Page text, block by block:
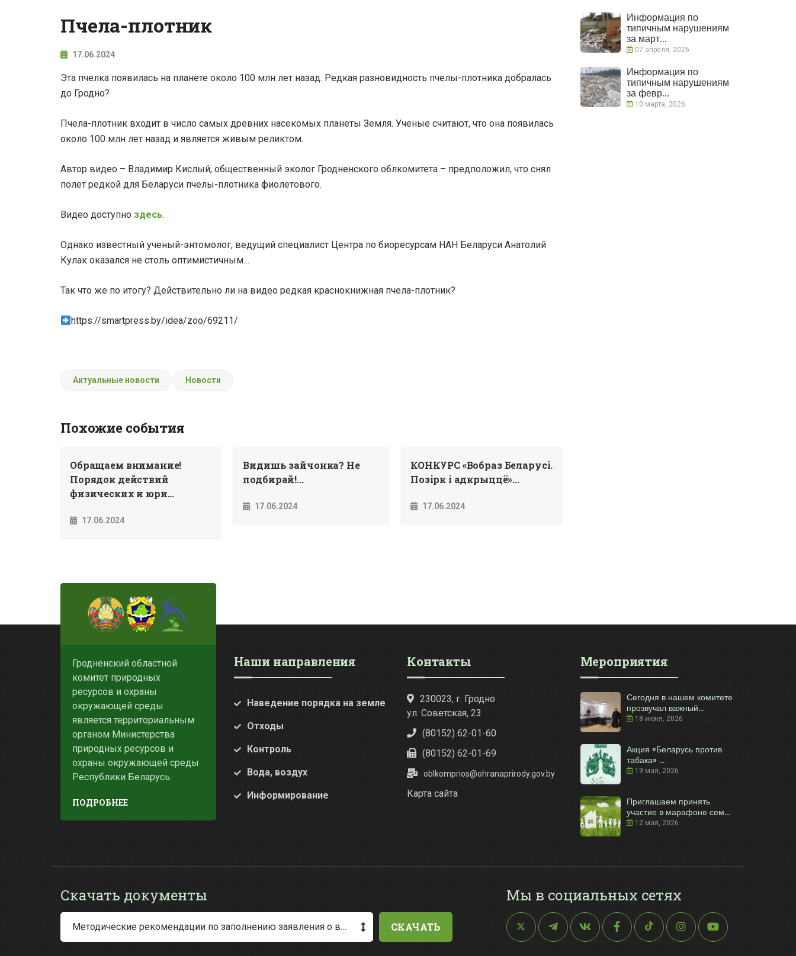
Пчела-плотник
17.06.2024
Эта пчелка появилась на планете около 100 млн лет назад. Редкая разновидность пчелы-плотника добралась
до Гродно?
Пчела-плотник входит в число самых древних насекомых планеты Земля. Ученые считают, что она появилась
около 100 млн лет назад и является живым реликтом.
Автор видео – Владимир Кислый, общественный эколог Гродненского облкомитета – предположил, что снял
полет редкой для Беларуси пчелы-плотника фиолетового.
Видео доступно здесь.
Однако известный ученый-энтомолог, ведущий специалист Центра по биоресурсам НАН Беларуси Анатолий
Кулак оказался не столь оптимистичным…
Так что же по итогу? Действительно ли на видео редкая краснокнижная пчела-плотник?
https://smartpress.by/idea/zoo/69211/
Актуальные новости Новости
Похожие события
Обращаем внимание!
Порядок действий
физических и юри...
17.06.2024
Видишь зайчонка? Не
подбирай!...
17.06.2024
КОНКУРС «Вобраз Беларусi.
Позiрк i адкрыццё»...
17.06.2024
Информация по
типичным нарушениям
за март...
07 апреля, 2026
Информация по
типичным нарушениям
за февр...
10 марта, 2026
Гродненский областной
комитет природных
ресурсов и охраны
окружающей среды
является территориальным
органом Министерства
природных ресурсов и
охраны окружающей среды
Республики Беларусь.
ПОДРОБНЕЕ
Наши направления
Наведение порядка на земле
Отходы
Контроль
Вода, воздух
Информирование
Контакты
230023, г. Гродно
ул. Советская, 23
(80152) 62-01-60
(80152) 62-01-69
oblkomprios@ohranaprirody.gov.by
Карта сайта
Мероприятия
Сегодня в нашем комитете
прозвучал важный...
18 июня, 2026
Акция «Беларусь против
табака» ...
19 мая, 2026
Приглашаем принять
участие в марафоне сем...
12 мая, 2026
Скачать документы
Методические рекомендации по заполнению заявления о выдаче разрешения на специальное водопользование СКАЧАТЬ
Мы в социальных сетях